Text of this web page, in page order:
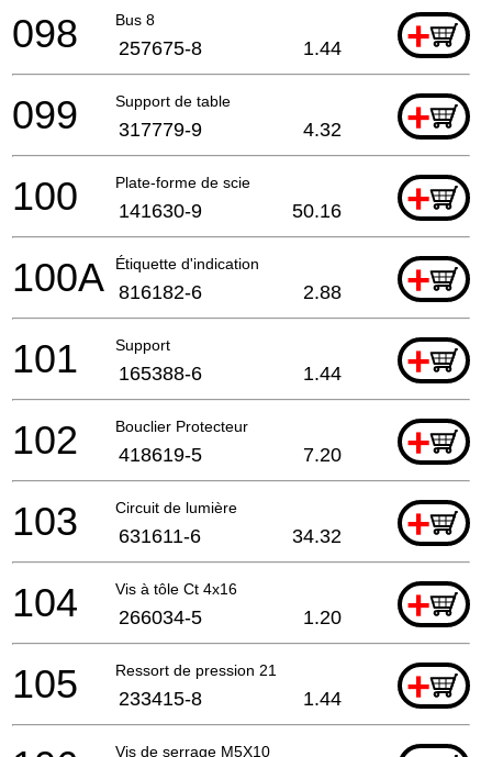
Bus 8 +
098 257675-8 1.44
Support de table +
099 317779-9 4.32
Plate-forme de scie +
100 141630-9 50.16
Étiquette d'indication +
100A 816182-6 2.88
Support +
101 165388-6 1.44
Bouclier Protecteur +
102 418619-5 7.20
Circuit de lumière +
103 631611-6 34.32
Vis à tôle Ct 4x16 +
104 266034-5 1.20
Ressort de pression 21 +
105 233415-8 1.44
Vis de serrage M5X10